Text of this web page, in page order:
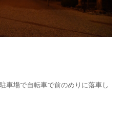
車場で自転車で前のめりに落車し